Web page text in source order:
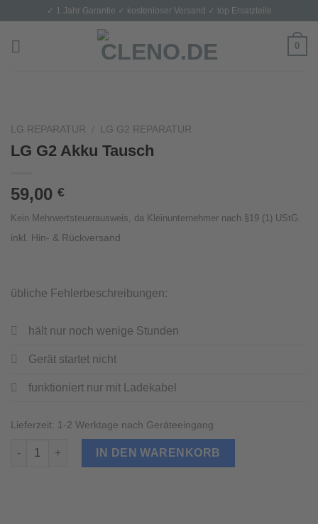
content
✓ 1 Jahr Garantie ✓ kostenloser Versand ✓ top Ersatzteile
0
LG REPARATUR LG G2 REPARATUR
LG G2 Akku Tausch
59,00 €
Kein Mehrwertsteuerausweis, da Kleinunternehmer nach §19 (1) UStG.
inkl. Hin- & Rückversand
übliche Fehlerbeschreibungen:
hält nur noch wenige Stunden
Gerät startet nicht
funktioniert nur mit Ladekabel
Lieferzeit: 1-2 Werktage nach Geräteeingang
LG G2 Akku Tausch Menge
IN DEN WARENKORB